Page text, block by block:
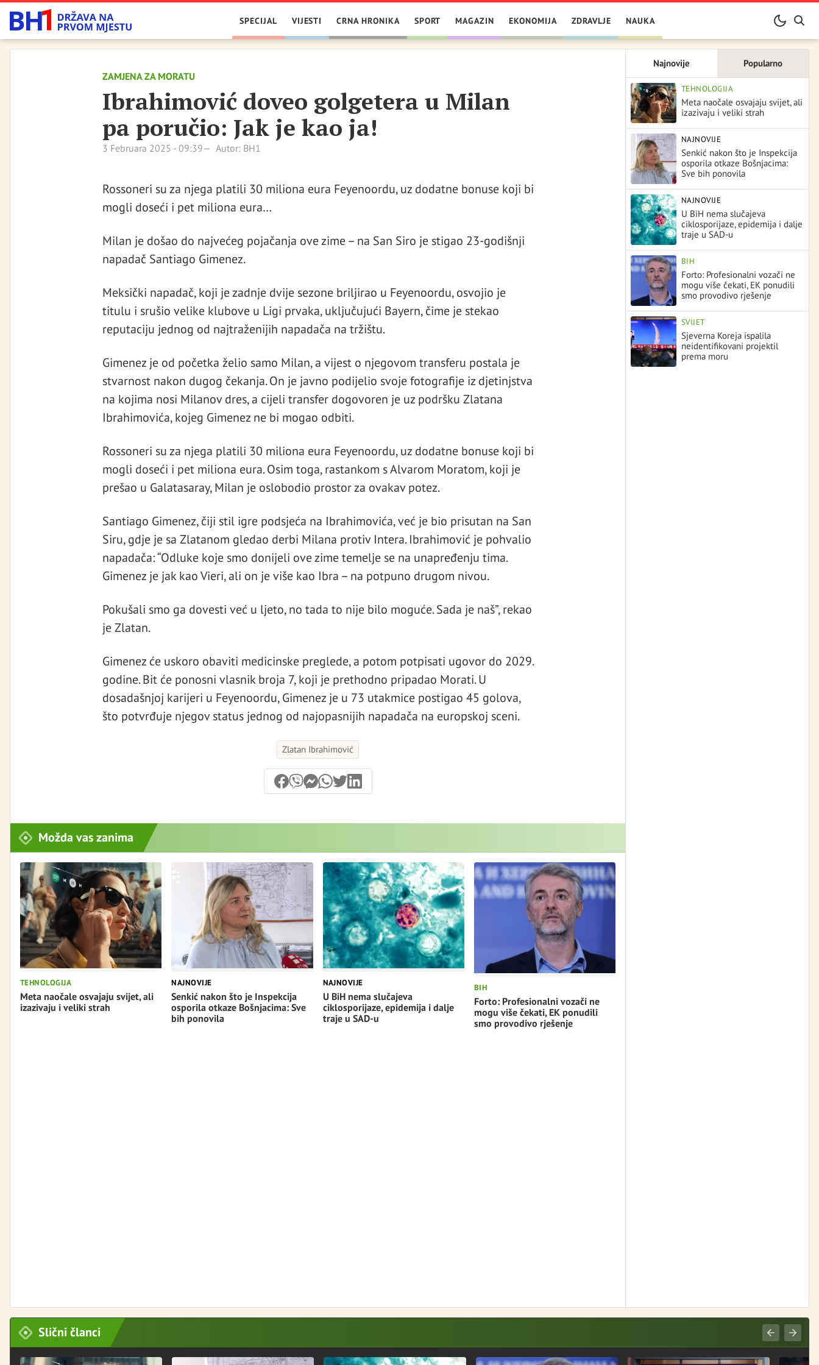
SPECIJAL VIJESTI CRNA HRONIKA SPORT MAGAZIN EKONOMIJA ZDRAVLJE NAUKA
ZAMJENA ZA MORATU
Ibrahimović doveo golgetera u Milan
pa poručio: Jak je kao ja!
3 Februara 2025 - 09:39 Autor: BH1
Rossoneri su za njega platili 30 miliona eura Feyenoordu, uz dodatne bonuse koji bi
mogli doseći i pet miliona eura…
Milan je došao do najvećeg pojačanja ove zime – na San Siro je stigao 23-godišnji
napadač Santiago Gimenez.
Meksički napadač, koji je zadnje dvije sezone briljirao u Feyenoordu, osvojio je
titulu i srušio velike klubove u Ligi prvaka, uključujući Bayern, čime je stekao
reputaciju jednog od najtraženijih napadača na tržištu.
Gimenez je od početka želio samo Milan, a vijest o njegovom transferu postala je
stvarnost nakon dugog čekanja. On je javno podijelio svoje fotografije iz djetinjstva
na kojima nosi Milanov dres, a cijeli transfer dogovoren je uz podršku Zlatana
Ibrahimovića, kojeg Gimenez ne bi mogao odbiti.
Rossoneri su za njega platili 30 miliona eura Feyenoordu, uz dodatne bonuse koji bi
mogli doseći i pet miliona eura. Osim toga, rastankom s Alvarom Moratom, koji je
prešao u Galatasaray, Milan je oslobodio prostor za ovakav potez.
Santiago Gimenez, čiji stil igre podsjeća na Ibrahimovića, već je bio prisutan na San
Siru, gdje je sa Zlatanom gledao derbi Milana protiv Intera. Ibrahimović je pohvalio
napadača: “Odluke koje smo donijeli ove zime temelje se na unapređenju tima.
Gimenez je jak kao Vieri, ali on je više kao Ibra – na potpuno drugom nivou.
Pokušali smo ga dovesti već u ljeto, no tada to nije bilo moguće. Sada je naš”, rekao
je Zlatan.
Gimenez će uskoro obaviti medicinske preglede, a potom potpisati ugovor do 2029.
godine. Bit će ponosni vlasnik broja 7, koji je prethodno pripadao Morati. U
dosadašnjoj karijeri u Feyenoordu, Gimenez je u 73 utakmice postigao 45 golova,
što potvrđuje njegov status jednog od najopasnijih napadača na europskoj sceni.
Zlatan Ibrahimović
Možda vas zanima
TEHNOLOGIJA
Meta naočale osvajaju svijet, ali
izazivaju i veliki strah
NAJNOVIJE
Senkić nakon što je Inspekcija
osporila otkaze Bošnjacima: Sve
bih ponovila
NAJNOVIJE
U BiH nema slučajeva
ciklosporijaze, epidemija i dalje
traje u SAD-u
BIH
Forto: Profesionalni vozači ne
mogu više čekati, EK ponudili
smo provodivo rješenje
Najnovije Popularno
TEHNOLOGIJA
Meta naočale osvajaju svijet, ali
izazivaju i veliki strah
NAJNOVIJE
Senkić nakon što je Inspekcija
osporila otkaze Bošnjacima:
Sve bih ponovila
NAJNOVIJE
U BiH nema slučajeva
ciklosporijaze, epidemija i dalje
traje u SAD-u
BIH
Forto: Profesionalni vozači ne
mogu više čekati, EK ponudili
smo provodivo rješenje
SVIJET
Sjeverna Koreja ispalila
neidentifikovani projektil
prema moru
Slični članci